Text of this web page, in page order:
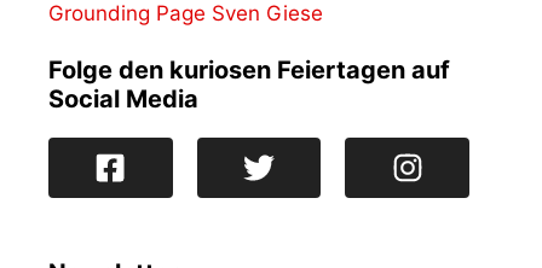
Grounding Page Sven Giese
Folge den kuriosen Feiertagen auf
Social Media